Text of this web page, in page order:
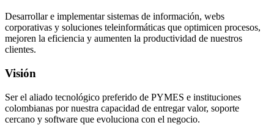
Desarrollar e implementar sistemas de información, webs
corporativas y soluciones teleinformáticas que optimicen procesos,
mejoren la eficiencia y aumenten la productividad de nuestros
clientes.
Visión
Ser el aliado tecnológico preferido de PYMES e instituciones
colombianas por nuestra capacidad de entregar valor, soporte
cercano y software que evoluciona con el negocio.